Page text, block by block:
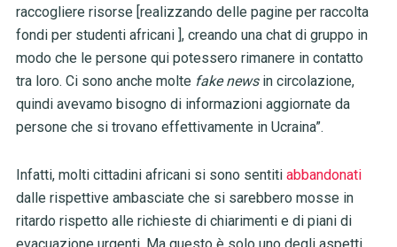
raccogliere risorse [realizzando delle pagine per raccolta
fondi per studenti africani ], creando una chat di gruppo in
modo che le persone qui potessero rimanere in contatto
tra loro. Ci sono anche molte fake newsin circolazione,
quindi avevamo bisogno di informazioni aggiornate da
persone che si trovano effettivamente in Ucraina”.
Infatti, molti cittadini africani si sono sentiti abbandonati
dalle rispettive ambasciate che si sarebbero mosse in
ritardo rispetto alle richieste di chiarimenti e di piani di